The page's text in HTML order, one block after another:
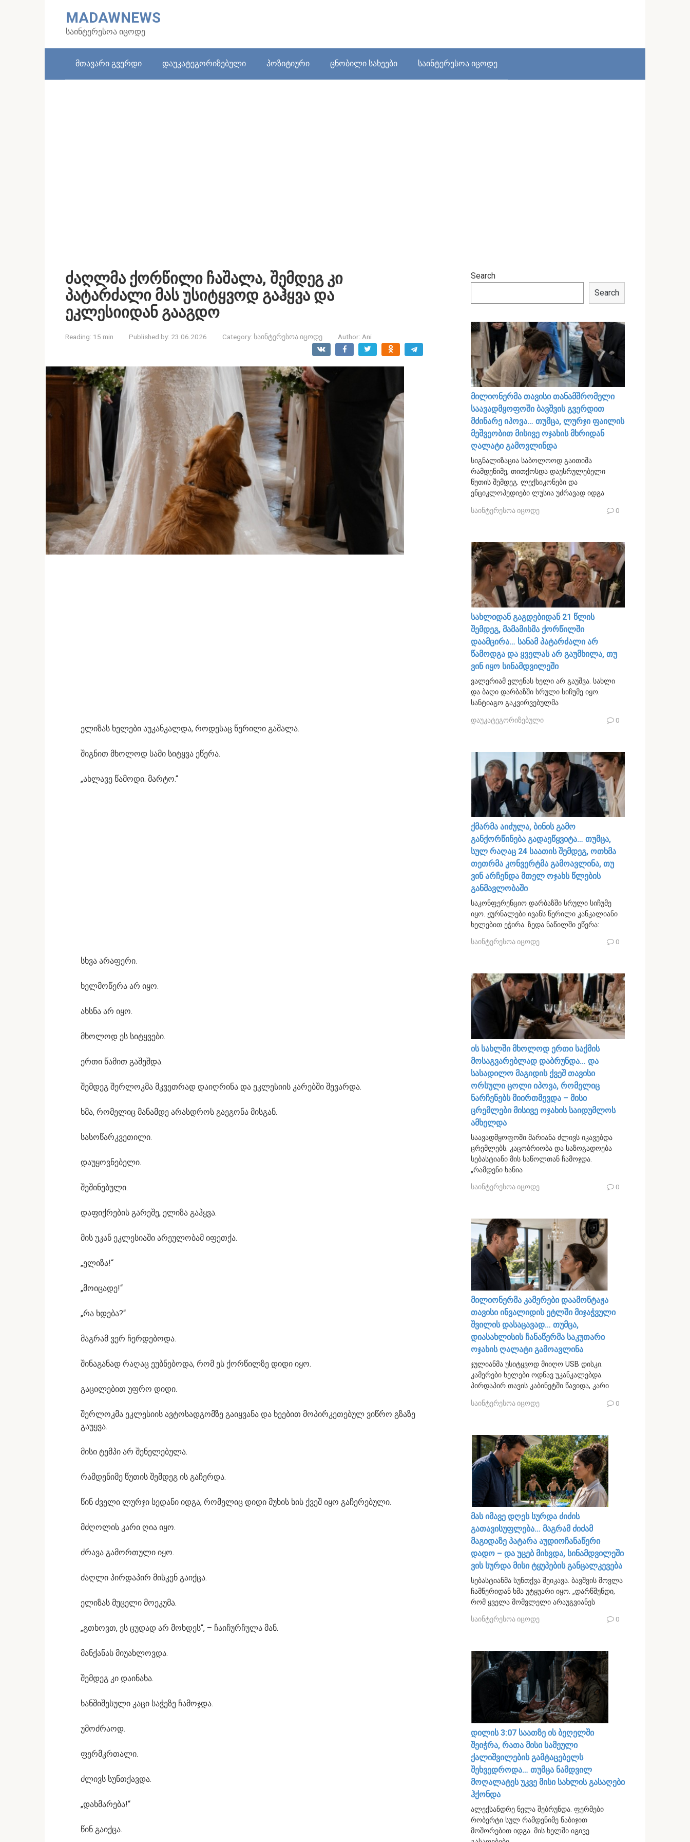
MADAWNEWS
საინტერესოა იცოდე
მთავარი გვერდი დაუკატეგორიზებული პოზიტიური ცნობილი სახეები საინტერესოა იცოდე
ძაღლმა ქორწილი ჩაშალა, შემდეგ კი
პატარძალი მას უსიტყვოდ გაჰყვა და
ეკლესიიდან გააგდო
Reading: 15 min Published by: 23.06.2026 Category: საინტერესოა იცოდე Author: Ani
ელიზას ხელები აუკანკალდა, როდესაც წერილი გაშალა.
შიგნით მხოლოდ სამი სიტყვა ეწერა.
„ახლავე წამოდი. მარტო.“
სხვა არაფერი.
ხელმოწერა არ იყო.
ახსნა არ იყო.
მხოლოდ ეს სიტყვები.
ერთი წამით გაშეშდა.
შემდეგ შერლოკმა მკვეთრად დაიღრინა და ეკლესიის კარებში შევარდა.
ხმა, რომელიც მანამდე არასდროს გაეგონა მისგან.
სასოწარკვეთილი.
დაუყოვნებელი.
შეშინებული.
დაფიქრების გარეშე, ელიზა გაჰყვა.
მის უკან ეკლესიაში არეულობამ იფეთქა.
„ელიზა!“
„მოიცადე!“
„რა ხდება?“
მაგრამ ვერ ჩერდებოდა.
შინაგანად რაღაც ეუბნებოდა, რომ ეს ქორწილზე დიდი იყო.
გაცილებით უფრო დიდი.
შერლოკმა ეკლესიის ავტოსადგომზე გაიყვანა და ხეებით მოპირკეთებულ ვიწრო გზაზე
გაუყვა.
მისი ტემპი არ შენელებულა.
რამდენიმე წუთის შემდეგ ის გაჩერდა.
წინ ძველი ლურჯი სედანი იდგა, რომელიც დიდი მუხის ხის ქვეშ იყო გაჩერებული.
მძღოლის კარი ღია იყო.
ძრავა გამორთული იყო.
ძაღლი პირდაპირ მისკენ გაიქცა.
ელიზას მუცელი მოეკუმა.
„გთხოვთ, ეს ცუდად არ მოხდეს“, – ჩაიჩურჩულა მან.
მანქანას მიუახლოვდა.
შემდეგ კი დაინახა.
ხანშიშესული კაცი საჭეზე ჩამოჯდა.
უმოძრაოდ.
ფერმკრთალი.
ძლივს სუნთქავდა.
„დახმარება!“
წინ გაიქცა.
Search
Search
მილიონერმა თავისი თანამშრომელი
საავადმყოფოში ბავშვის გვერდით
მძინარე იპოვა… თუმცა, ლურჯი ფაილის
მეშვეობით მისივე ოჯახის მხრიდან
ღალატი გამოვლინდა
სიგნალიზაცია საბოლოოდ გაითიშა
რამდენიმე, თითქოსდა დაუსრულებელი
წუთის შემდეგ. ლექსიკონები და
ენციკლოპედიები ლუსია უძრავად იდგა
საინტერესოა იცოდე 0
სახლიდან გაგდებიდან 21 წლის
შემდეგ, მამამისმა ქორწილში
დაამცირა… სანამ პატარძალი არ
წამოდგა და ყველას არ გაუმხილა, თუ
ვინ იყო სინამდვილეში
ვალერიამ ელენას ხელი არ გაუშვა. სახლი
და ბაღი დარბაზში სრული სიჩუმე იყო.
სანტიაგო გაკვირვებულმა
დაუკატეგორიზებული 0
ქმარმა აიძულა, ბინის გამო
განქორწინება გადაეწყვიტა… თუმცა,
სულ რაღაც 24 საათის შემდეგ, ოთხმა
თეთრმა კონვერტმა გამოავლინა, თუ
ვინ არჩენდა მთელ ოჯახს წლების
განმავლობაში
საკონფერენციო დარბაზში სრული სიჩუმე
იყო. ჟურნალები ივანს წერილი კანკალიანი
ხელებით ეჭირა. ზედა ნაწილში ეწერა:
საინტერესოა იცოდე 0
ის სახლში მხოლოდ ერთი საქმის
მოსაგვარებლად დაბრუნდა… და
სასადილო მაგიდის ქვეშ თავისი
ორსული ცოლი იპოვა, რომელიც
ნარჩენებს მიირთმევდა – მისი
ცრემლები მისივე ოჯახის საიდუმლოს
ამხელდა
საავადმყოფოში მარიანა ძლივს იკავებდა
ცრემლებს. კაცობრიობა და საზოგადოება
სებასტიანი მის საწოლთან ჩამოჯდა.
„რამდენი ხანია
საინტერესოა იცოდე 0
მილიონერმა კამერები დაამონტაჟა
თავისი ინვალიდის ეტლში მიჯაჭვული
შვილის დასაცავად… თუმცა,
დიასახლისის ჩანაწერმა საკუთარი
ოჯახის ღალატი გამოავლინა
ჯულიანმა უსიტყვოდ მიიღო USB დისკი.
კამერები ხელები ოდნავ უკანკალებდა.
პირდაპირ თავის კაბინეტში წავიდა, კარი
საინტერესოა იცოდე 0
მას იმავე დღეს სურდა ძიძის
გათავისუფლება… მაგრამ ძიძამ
მაგიდაზე პატარა აუდიოჩანაწერი
დადო – და უცებ მიხვდა, სინამდვილეში
ვის სურდა მისი ტყუპების განცალკევება
სებასტიანმა სუნთქვა შეიკავა. ბავშვის მოვლა
ჩამწერიდან ხმა უტყუარი იყო. „დარწმუნდი,
რომ ყველა მომვლელი არაუგვიანეს
საინტერესოა იცოდე 0
დილის 3:07 საათზე ის ბეღელში
შეიჭრა, რათა მისი სამეული
ქალიშვილების გამტაცებელს
შეხვედროდა… თუმცა ნამდვილ
მოღალატეს უკვე მისი სახლის გასაღები
ჰქონდა
ალექსანდრე ნელა შებრუნდა. ფერმები
რობერტი სულ რამდენიმე ნაბიჯით
მოშორებით იდგა. მის ხელში იგივე